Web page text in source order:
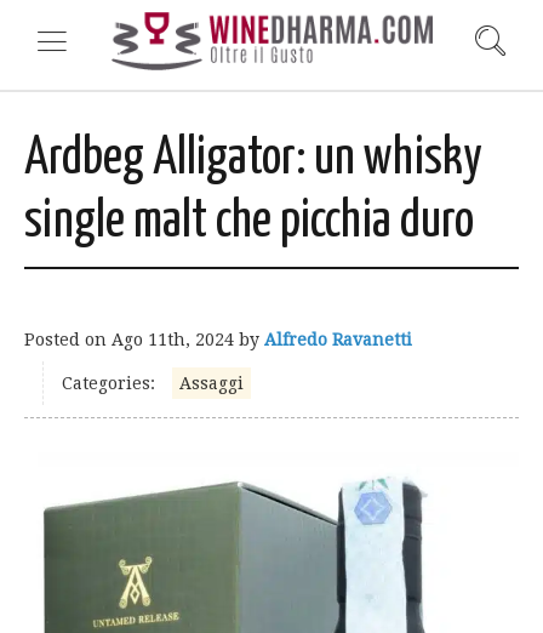
Ardbeg Alligator: un whisky
single malt che picchia duro
Posted on Ago 11th, 2024 by Alfredo Ravanetti
Categories: Assaggi